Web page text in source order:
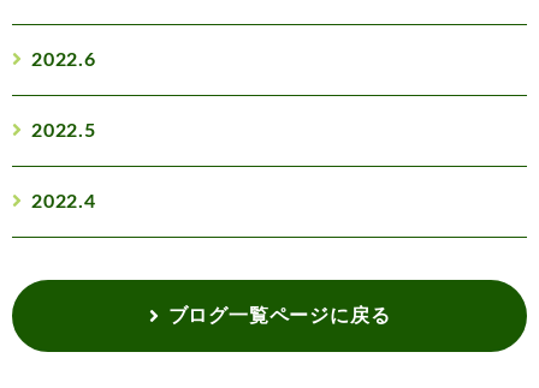
2022.6
2022.5
2022.4
ブログ一覧ページに戻る